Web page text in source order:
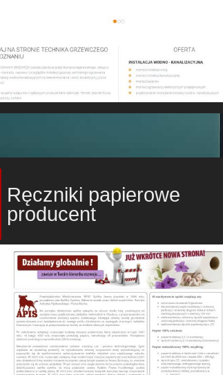
Ręczniki papierowe
producent